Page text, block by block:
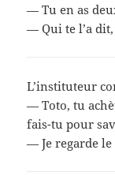
— Tu en as
— Qui te l’a dit,
L’instituteur
— Toto, tu
fais-tu pour
— Je regarde le